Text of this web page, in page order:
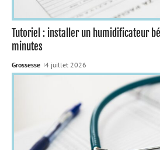
Tutoriel : installer un humidificateur
minutes
Grossesse 4 juillet 2026